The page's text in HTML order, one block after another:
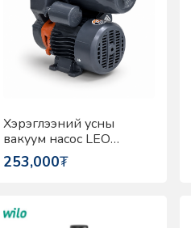
Хэрэглээний усны
вакуум насос LEO
LKSm130AU
253,000₮